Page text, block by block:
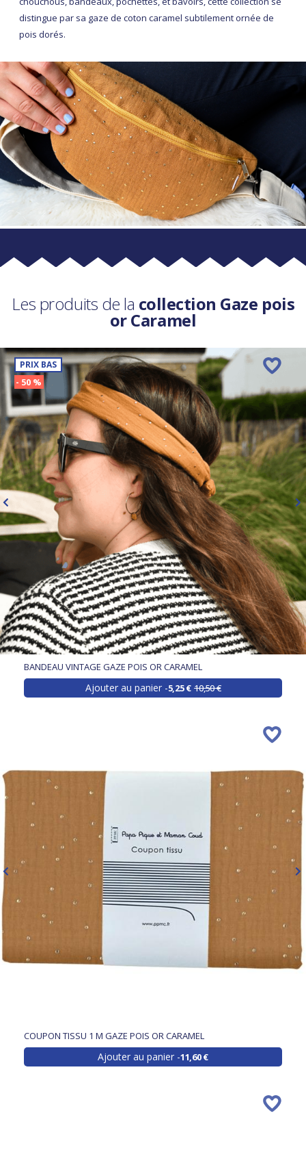
distingue par sa gaze de coton caramel subtilement ornée de
pois dorés.
Les produits de la collection Gaze pois
or Caramel
PRIX BAS
- 50 %
BANDEAU VINTAGE GAZE POIS OR CARAMEL
Ajouter au panier 5,25 € 10,50 €
COUPON TISSU 1 M GAZE POIS OR CARAMEL
Ajouter au panier 11,60 €